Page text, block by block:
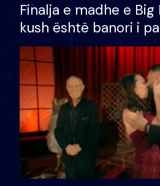
Finalja e madhe e
kush është banori i
shtëpinë dhe humb
të fituar çmimin e